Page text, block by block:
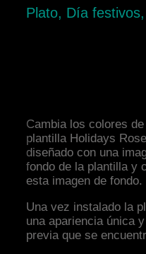
Plato, Día
Cambia los colores
plantilla Holidays
diseñado con una
fondo de la plantilla y
esta imagen de fondo.
Una vez instalado la
una apariencia única
previa que se